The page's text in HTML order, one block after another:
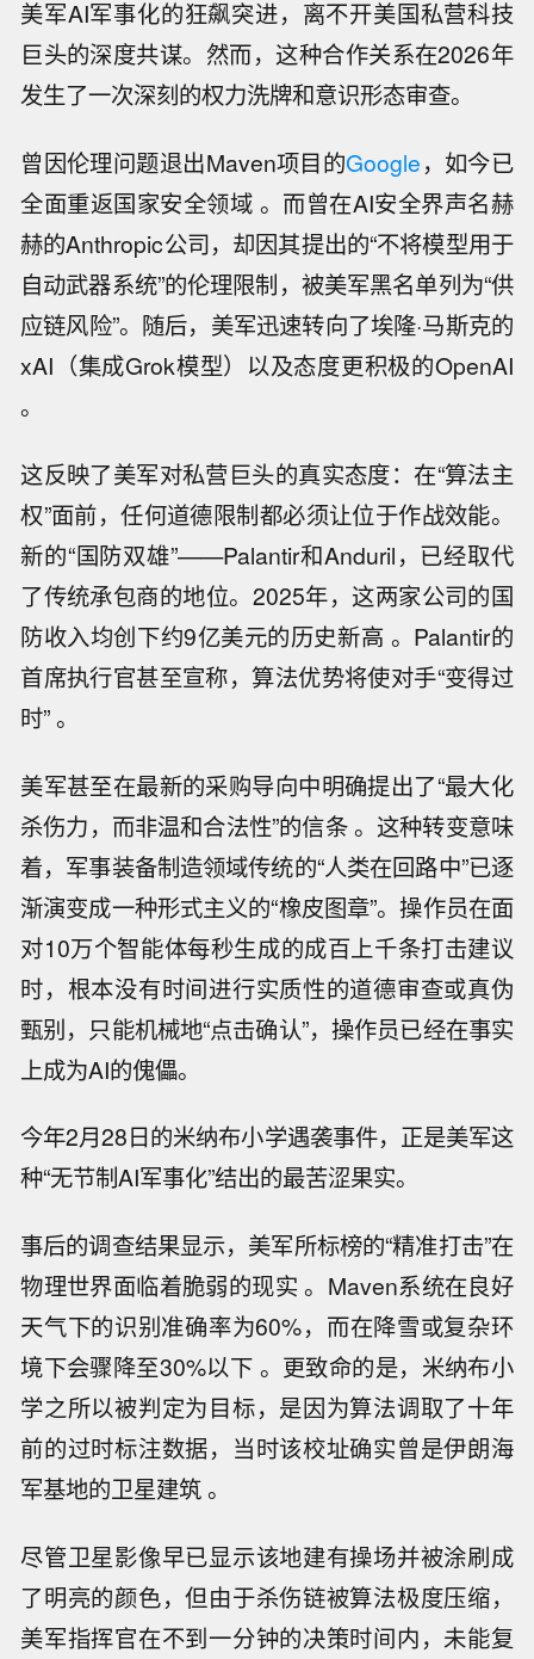
美军AI军事化的狂飙突进，离不开美国私营科技
巨头的深度共谋。然而，这种合作关系在2026年
发生了一次深刻的权力洗牌和意识形态审查。
曾因伦理问题退出Maven项目的Google，如今已
全面重返国家安全领域 。而曾在AI安全界声名赫
赫的Anthropic公司，却因其提出的“不将模型用于
自动武器系统”的伦理限制，被美军黑名单列为“供
应链风险”。随后，美军迅速转向了埃隆·马斯克的
xAI（集成Grok模型）以及态度更积极的OpenAI
。
这反映了美军对私营巨头的真实态度：在“算法主
权”面前，任何道德限制都必须让位于作战效能。
新的“国防双雄”——Palantir和Anduril，已经取代
了传统承包商的地位。2025年，这两家公司的国
防收入均创下约9亿美元的历史新高 。Palantir的
首席执行官甚至宣称，算法优势将使对手“变得过
时” 。
美军甚至在最新的采购导向中明确提出了“最大化
杀伤力，而非温和合法性”的信条 。这种转变意味
着，军事装备制造领域传统的“人类在回路中”已逐
渐演变成一种形式主义的“橡皮图章”。操作员在面
对10万个智能体每秒生成的成百上千条打击建议
时，根本没有时间进行实质性的道德审查或真伪
甄别，只能机械地“点击确认”，操作员已经在事实
上成为AI的傀儡。
今年2月28日的米纳布小学遇袭事件，正是美军这
种“无节制AI军事化”结出的最苦涩果实。
事后的调查结果显示，美军所标榜的“精准打击”在
物理世界面临着脆弱的现实 。Maven系统在良好
天气下的识别准确率为60%，而在降雪或复杂环
境下会骤降至30%以下 。更致命的是，米纳布小
学之所以被判定为目标，是因为算法调取了十年
前的过时标注数据，当时该校址确实曾是伊朗海
军基地的卫星建筑 。
尽管卫星影像早已显示该地建有操场并被涂刷成
了明亮的颜色，但由于杀伤链被算法极度压缩，
美军指挥官在不到一分钟的决策时间内，未能复